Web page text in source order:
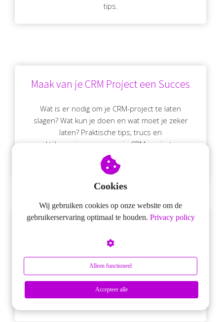
tips.
Maak van je CRM Project een Succes
Wat is er nodig om je CRM-project te laten
slagen? Wat kun je doen en wat moet je zeker
laten? Praktische tips, trucs en
praktijkervaringen om van je CRM-project een
succes te maken.
betere verkoper? Hoe gebruiken
vooruitstrevende organisaties CRM-software
om nog succesvoller te worden? Wat zijn de
praktische tips & trucs?
Cookies
Wij gebruiken cookies op onze website om de
gebruikerservaring optimaal te houden. Privacy policy
Alleen functioneel
Accepteer alle